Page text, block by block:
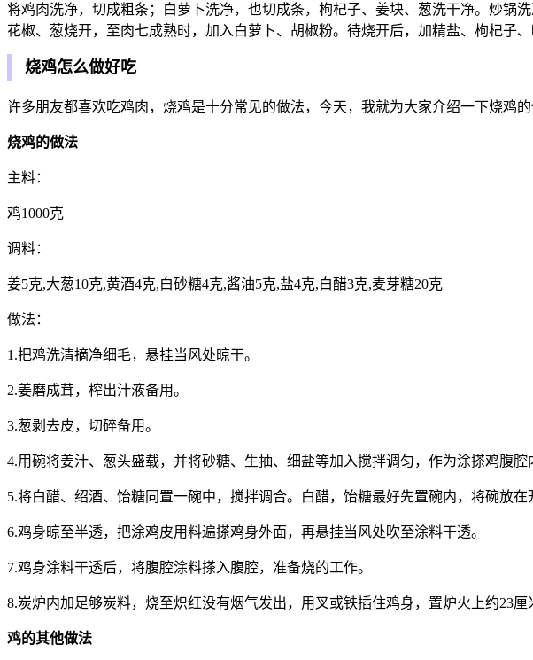
将鸡肉洗净，切成粗条；白萝卜洗净，也切成条，枸杞子、姜块、葱洗干净。炒锅
花椒、葱烧开，至肉七成熟时，加入白萝卜、胡椒粉。待烧开后，加精盐、枸杞子
烧鸡怎么做好吃
许多朋友都喜欢吃鸡肉，烧鸡是十分常见的做法，今天，我就为大家介绍一下烧鸡
烧鸡的做法
主料：
鸡1000克
调料：
姜5克,大葱10克,黄酒4克,白砂糖4克,酱油5克,盐4克,白醋3克,麦芽糖20克
做法：
1.把鸡洗清摘净细毛，悬挂当风处晾干。
2.姜磨成茸，榨出汁液备用。
3.葱剥去皮，切碎备用。
4.用碗将姜汁、葱头盛载，并将砂糖、生抽、细盐等加入搅拌调匀，作为涂搽鸡腹腔
5.将白醋、绍酒、饴糖同置一碗中，搅拌调合。白醋，饴糖最好先置碗内，将碗放
6.鸡身晾至半透，把涂鸡皮用料遍搽鸡身外面，再悬挂当风处吹至涂料干透。
7.鸡身涂料干透后，将腹腔涂料搽入腹腔，准备烧的工作。
8.炭炉内加足够炭料，烧至炽红没有烟气发出，用叉或铁插住鸡身，置炉火上约23
鸡的其他做法